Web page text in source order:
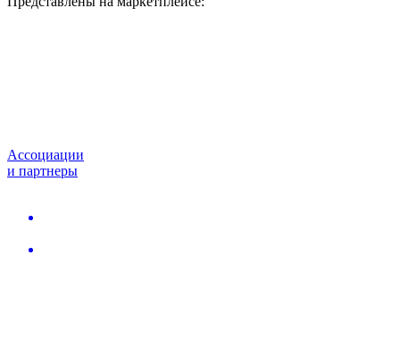
Ассоциации
и партнеры